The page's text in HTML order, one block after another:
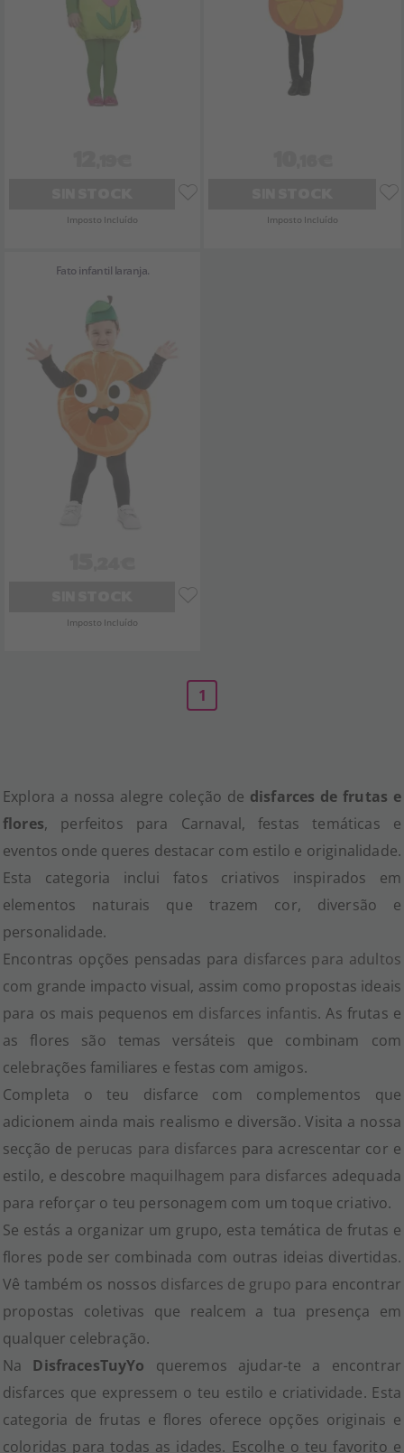
Imposto Incluído Imposto Incluído
Fato infantil laranja.
Imposto Incluído
1
Explora a nossa alegre coleção de disfarces de frutas e
flores, perfeitos para Carnaval, festas temáticas e
eventos onde queres destacar com estilo e originalidade.
Esta categoria inclui fatos criativos inspirados em
elementos naturais que trazem cor, diversão e
personalidade.
Encontras opções pensadas para disfarces para adultos
com grande impacto visual, assim como propostas ideais
para os mais pequenos em disfarces infantis. As frutas e
as flores são temas versáteis que combinam com
celebrações familiares e festas com amigos.
Completa o teu disfarce com complementos que
adicionem ainda mais realismo e diversão. Visita a nossa
secção de perucas para disfarces para acrescentar cor e
estilo, e descobre maquilhagem para disfarces adequada
para reforçar o teu personagem com um toque criativo.
Se estás a organizar um grupo, esta temática de frutas e
flores pode ser combinada com outras ideias divertidas.
Vê também os nossos disfarces de grupo para encontrar
propostas coletivas que realcem a tua presença em
qualquer celebração.
Na DisfracesTuyYo queremos ajudar-te a encontrar
disfarces que expressem o teu estilo e criatividade. Esta
categoria de frutas e flores oferece opções originais e
coloridas para todas as idades. Escolhe o teu favorito e